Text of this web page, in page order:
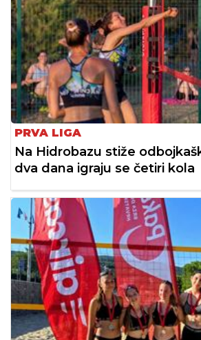
PRVA LIGA
Na Hidrobazu stiže
dva dana igraju se četiri kola